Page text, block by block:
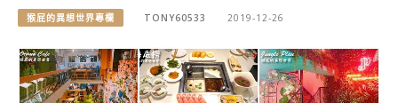
猴屁的異想世界專欄 TONY60533 2019-12-26